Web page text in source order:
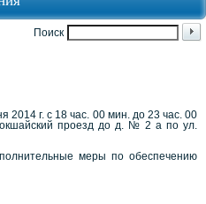
Поиск
г. с 18 час. 00 мин. до 23 час. 00
проезд до д. № 2 а по ул.
меры по обеспечению